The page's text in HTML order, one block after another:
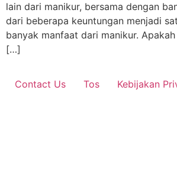
lain dari manikur, bersama dengan
dari beberapa keuntungan menjadi
banyak manfaat dari manikur.
[…]
Contact Us Tos Kebijakan